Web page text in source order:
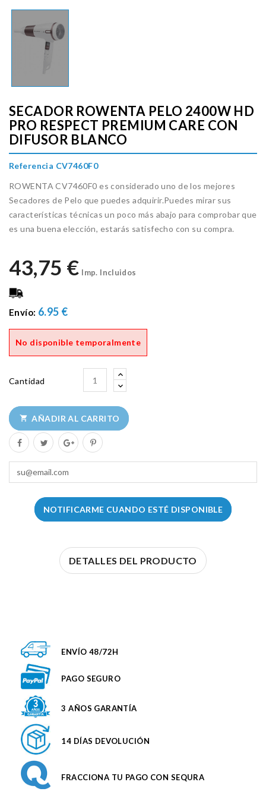
SECADOR ROWENTA PELO 2400W HD
PRO RESPECT PREMIUM CARE CON
DIFUSOR BLANCO
Referencia CV7460F0
ROWENTA CV7460F0 es considerado uno de los mejores
Secadores de Pelo que puedes adquirir.Puedes mirar sus
características técnicas un poco más abajo para comprobar que
es una buena elección, estarás satisfecho con su compra.
43,75 € Imp. Incluidos
Envío: 6.95 €
No disponible temporalmente
Cantidad
 AÑADIR AL CARRITO
NOTIFICARME CUANDO ESTÉ DISPONIBLE
DETALLES DEL PRODUCTO
ENVÍO 48/72H
PAGO SEGURO
3 AÑOS GARANTÍA
14 DÍAS DEVOLUCIÓN
FRACCIONA TU PAGO CON SEQURA